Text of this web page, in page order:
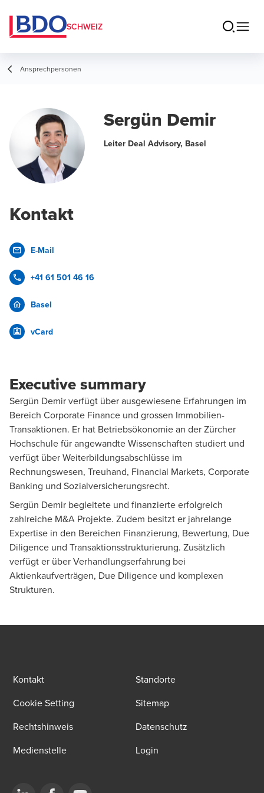
SCHWEIZ
Ansprechpersonen
Sergün Demir
Leiter Deal Advisory, Basel
Kontakt
E-Mail
+41 61 501 46 16
Basel
vCard
Executive summary
Sergün Demir verfügt über ausgewiesene Erfahrungen im
Bereich Corporate Finance und grossen Immobilien-
Transaktionen. Er hat Betriebsökonomie an der Zürcher
Hochschule für angewandte Wissenschaften studiert und
verfügt über Weiterbildungsabschlüsse im
Rechnungswesen, Treuhand, Financial Markets, Corporate
Banking und Sozialversicherungsrecht.
Sergün Demir begleitete und finanzierte erfolgreich
zahlreiche M&A Projekte. Zudem besitzt er jahrelange
Expertise in den Bereichen Finanzierung, Bewertung, Due
Diligence und Transaktionsstrukturierung. Zusätzlich
verfügt er über Verhandlungserfahrung bei
Aktienkaufverträgen, Due Diligence und komplexen
Strukturen.
Kontakt
Standorte
Cookie Setting
Sitemap
Rechtshinweis
Datenschutz
Medienstelle
Login